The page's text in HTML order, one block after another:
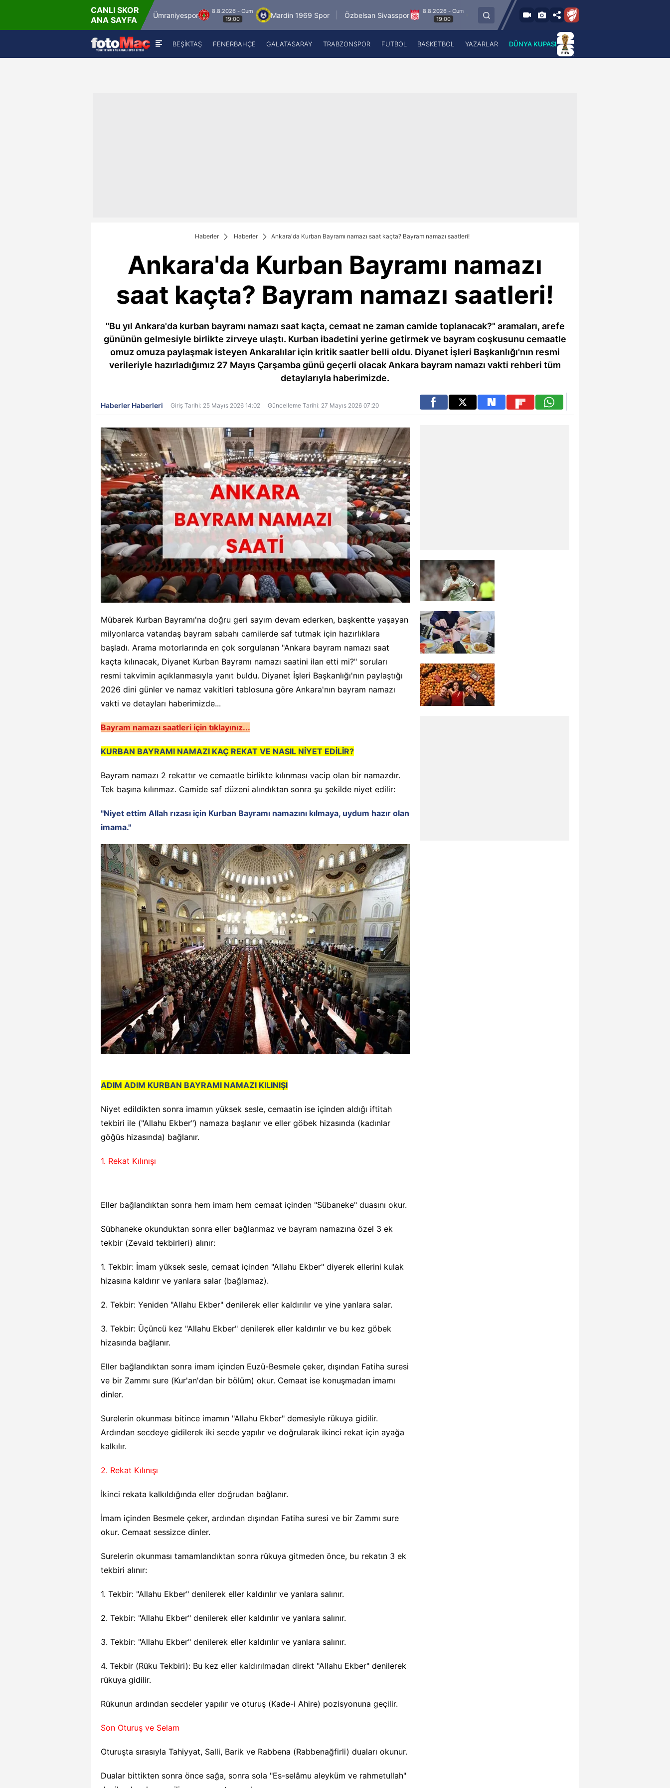
CANLI SKOR
ANA SAYFA
İstanbulspor Ümraniyespor
8.8.2026 - Cum
19:00
Mardin 1969 Spor Özbelsan Sivasspor
8.8.2026 - Cum
19:00
Esenler Erokspor Hesap.com Antalyaspor
A Haber Radyo
BEŞİKTAŞ FENERBAHÇE GALATASARAY TRABZONSPOR FUTBOL BASKETBOL YAZARLAR DÜNYA KUPASI
Haberler Haberler Ankara'da Kurban Bayramı namazı saat kaçta? Bayram namazı saatleri!
Ankara'da Kurban Bayramı namazı
saat kaçta? Bayram namazı saatleri!
"Bu yıl Ankara'da kurban bayramı namazı saat kaçta, cemaat ne zaman camide toplanacak?" aramaları, arefe
gününün gelmesiyle birlikte zirveye ulaştı. Kurban ibadetini yerine getirmek ve bayram coşkusunu cemaatle
omuz omuza paylaşmak isteyen Ankaralılar için kritik saatler belli oldu. Diyanet İşleri Başkanlığı'nın resmi
verileriyle hazırladığımız 27 Mayıs Çarşamba günü geçerli olacak Ankara bayram namazı vakti rehberi tüm
detaylarıyla haberimizde.
Haberler Haberleri Giriş Tarihi: 25 Mayıs 2026 14:02 Güncelleme Tarihi: 27 Mayıs 2026 07:20
Mübarek Kurban Bayramı'na doğru geri sayım devam ederken, başkentte yaşayan
milyonlarca vatandaş bayram sabahı camilerde saf tutmak için hazırlıklara
başladı. Arama motorlarında en çok sorgulanan "Ankara bayram namazı saat
kaçta kılınacak, Diyanet Kurban Bayramı namazı saatini ilan etti mi?" soruları
resmi takvimin açıklanmasıyla yanıt buldu. Diyanet İşleri Başkanlığı'nın paylaştığı
2026 dini günler ve namaz vakitleri tablosuna göre Ankara'nın bayram namazı
vakti ve detayları haberimizde...
Bayram namazı saatleri için tıklayınız...
KURBAN BAYRAMI NAMAZI KAÇ REKAT VE NASIL NİYET EDİLİR?
Bayram namazı 2 rekattır ve cemaatle birlikte kılınması vacip olan bir namazdır.
Tek başına kılınmaz. Camide saf düzeni alındıktan sonra şu şekilde niyet edilir:
"Niyet ettim Allah rızası için Kurban Bayramı namazını kılmaya, uydum hazır olan
imama."
ADIM ADIM KURBAN BAYRAMI NAMAZI KILINIŞI
Niyet edildikten sonra imamın yüksek sesle, cemaatin ise içinden aldığı iftitah
tekbiri ile ("Allahu Ekber") namaza başlanır ve eller göbek hizasında (kadınlar
göğüs hizasında) bağlanır.
1. Rekat Kılınışı
Eller bağlandıktan sonra hem imam hem cemaat içinden "Sübaneke" duasını okur.
Sübhaneke okunduktan sonra eller bağlanmaz ve bayram namazına özel 3 ek
tekbir (Zevaid tekbirleri) alınır:
1. Tekbir: İmam yüksek sesle, cemaat içinden "Allahu Ekber" diyerek ellerini kulak
hizasına kaldırır ve yanlara salar (bağlamaz).
2. Tekbir: Yeniden "Allahu Ekber" denilerek eller kaldırılır ve yine yanlara salar.
3. Tekbir: Üçüncü kez "Allahu Ekber" denilerek eller kaldırılır ve bu kez göbek
hizasında bağlanır.
Eller bağlandıktan sonra imam içinden Euzü-Besmele çeker, dışından Fatiha suresi
ve bir Zammı sure (Kur'an'dan bir bölüm) okur. Cemaat ise konuşmadan imamı
dinler.
Surelerin okunması bitince imamın "Allahu Ekber" demesiyle rükuya gidilir.
Ardından secdeye gidilerek iki secde yapılır ve doğrularak ikinci rekat için ayağa
kalkılır.
2. Rekat Kılınışı
İkinci rekata kalkıldığında eller doğrudan bağlanır.
İmam içinden Besmele çeker, ardından dışından Fatiha suresi ve bir Zammı sure
okur. Cemaat sessizce dinler.
Surelerin okunması tamamlandıktan sonra rükuya gitmeden önce, bu rekatın 3 ek
tekbiri alınır:
1. Tekbir: "Allahu Ekber" denilerek eller kaldırılır ve yanlara salınır.
2. Tekbir: "Allahu Ekber" denilerek eller kaldırılır ve yanlara salınır.
3. Tekbir: "Allahu Ekber" denilerek eller kaldırılır ve yanlara salınır.
4. Tekbir (Rüku Tekbiri): Bu kez eller kaldırılmadan direkt "Allahu Ekber" denilerek
rükuya gidilir.
Rükunun ardından secdeler yapılır ve oturuş (Kade-i Ahire) pozisyonuna geçilir.
Son Oturuş ve Selam
Oturuşta sırasıyla Tahiyyat, Salli, Barik ve Rabbena (Rabbenağfirli) duaları okunur.
Dualar bittikten sonra önce sağa, sonra sola "Es-selâmu aleyküm ve rahmetullah"